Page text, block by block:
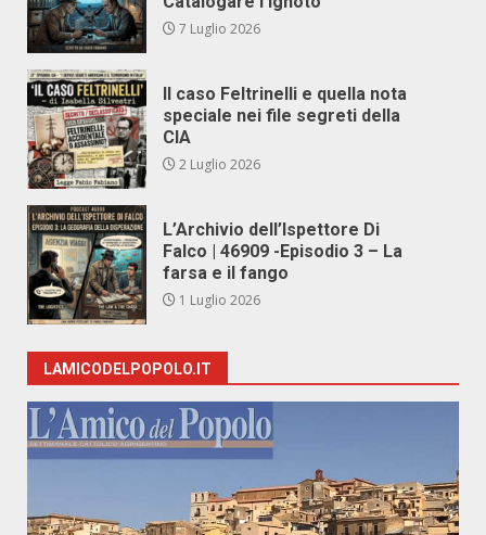
7 Luglio 2026
Il caso Feltrinelli e quella nota
speciale nei file segreti della
CIA
2 Luglio 2026
L’Archivio dell’Ispettore Di
Falco | 46909 -Episodio 3 – La
farsa e il fango
1 Luglio 2026
LAMICODELPOPOLO.IT